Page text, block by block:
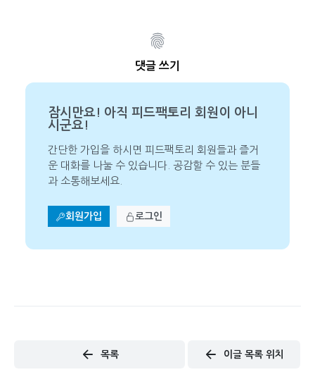
댓글 쓰기
잠시만요! 아직 피드팩토리 회원이 아니
시군요!
간단한 가입을 하시면 피드팩토리 회원들과 즐거
운 대화를 나눌 수 있습니다. 공감할 수 있는 분들
과 소통해보세요.
회원가입 로그인
목록 이글 목록 위치